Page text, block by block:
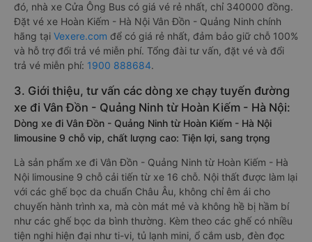
đó, nhà xe Cửa Ông Bus có giá vé rẻ nhất, chỉ 340000 đồng.
Đặt vé xe Hoàn Kiếm - Hà Nội Vân Đồn - Quảng Ninh chính
hãng tại Vexere.com để có giá rẻ nhất, đảm bảo giữ chỗ 100%
và hỗ trợ đổi trả vé miễn phí. Tổng đài tư vấn, đặt vé và đổi
trả vé miễn phí: 1900 888684.
3. Giới thiệu, tư vấn các dòng xe chạy tuyến đường
xe đi Vân Đồn - Quảng Ninh từ Hoàn Kiếm - Hà Nội:
Dòng xe đi Vân Đồn - Quảng Ninh từ Hoàn Kiếm - Hà Nội
limousine 9 chỗ vip, chất lượng cao: Tiện lợi, sang trọng
Là sản phẩm xe đi Vân Đồn - Quảng Ninh từ Hoàn Kiếm - Hà
Nội limousine 9 chỗ cải tiến từ xe 16 chỗ. Nội thất được làm lại
với các ghế bọc da chuẩn Châu Âu, không chỉ êm ái cho
chuyến hành trình xa, mà còn mát mẻ và không hề bị hầm bí
như các ghế bọc da bình thường. Kèm theo các ghế có nhiều
tiện nghi hiện đại như ti-vi, tủ lạnh mini, ổ cắm usb, đèn đọc